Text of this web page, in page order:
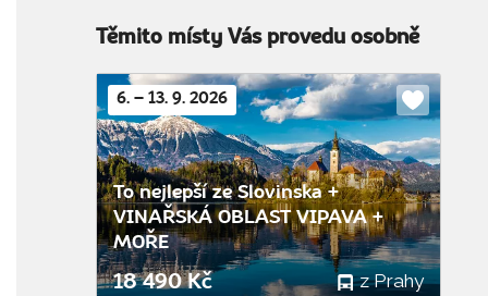
Těmito místy Vás provedu osobně
6. – 13. 9. 2026
Do
oblíbených
To nejlepší ze Slovinska +
VINAŘSKÁ OBLAST VIPAVA +
MOŘE
18 490 Kč z Prahy